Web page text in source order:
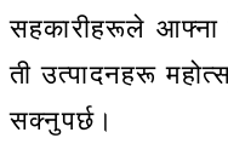
सहकारीहरूले आफ्ना
ती उत्पादनहरू
सक्नुपर्छ।